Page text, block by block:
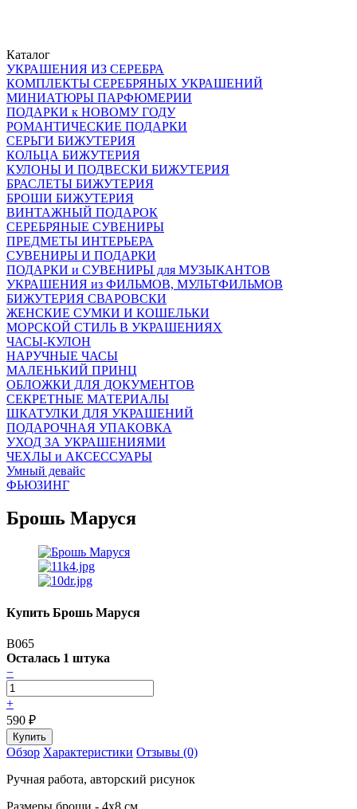
Каталог
УКРАШЕНИЯ ИЗ СЕРЕБРА
КОМПЛЕКТЫ СЕРЕБРЯНЫХ УКРАШЕНИЙ
МИНИАТЮРЫ ПАРФЮМЕРИИ
ПОДАРКИ к НОВОМУ ГОДУ
РОМАНТИЧЕСКИЕ ПОДАРКИ
СЕРЬГИ БИЖУТЕРИЯ
КОЛЬЦА БИЖУТЕРИЯ
КУЛОНЫ И ПОДВЕСКИ БИЖУТЕРИЯ
БРАСЛЕТЫ БИЖУТЕРИЯ
БРОШИ БИЖУТЕРИЯ
ВИНТАЖНЫЙ ПОДАРОК
СЕРЕБРЯНЫЕ СУВЕНИРЫ
ПРЕДМЕТЫ ИНТЕРЬЕРА
СУВЕНИРЫ И ПОДАРКИ
ПОДАРКИ и СУВЕНИРЫ для МУЗЫКАНТОВ
УКРАШЕНИЯ из ФИЛЬМОВ, МУЛЬТФИЛЬМОВ
БИЖУТЕРИЯ СВАРОВСКИ
ЖЕНСКИЕ СУМКИ И КОШЕЛЬКИ
МОРСКОЙ СТИЛЬ В УКРАШЕНИЯХ
ЧАСЫ-КУЛОН
НАРУЧНЫЕ ЧАСЫ
МАЛЕНЬКИЙ ПРИНЦ
ОБЛОЖКИ ДЛЯ ДОКУМЕНТОВ
СЕКРЕТНЫЕ МАТЕРИАЛЫ
ШКАТУЛКИ ДЛЯ УКРАШЕНИЙ
ПОДАРОЧНАЯ УПАКОВКА
УХОД ЗА УКРАШЕНИЯМИ
ЧEХЛЫ и АКСЕССУАРЫ
Умный девайс
ФЬЮЗИНГ
Брошь Маруся
Купить Брошь Маруся
B065
Осталась 1 штука
−
+
590 ₽
Обзор Характеристики Отзывы (0)
Ручная работа, авторский рисунок
Размеры броши - 4х8 см